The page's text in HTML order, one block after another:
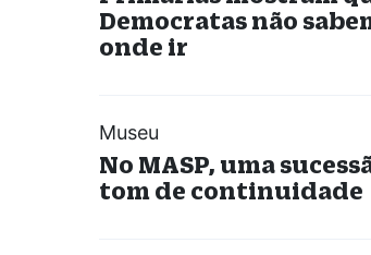
Democratas não
onde ir
Museu
No MASP, uma
tom de continuidade